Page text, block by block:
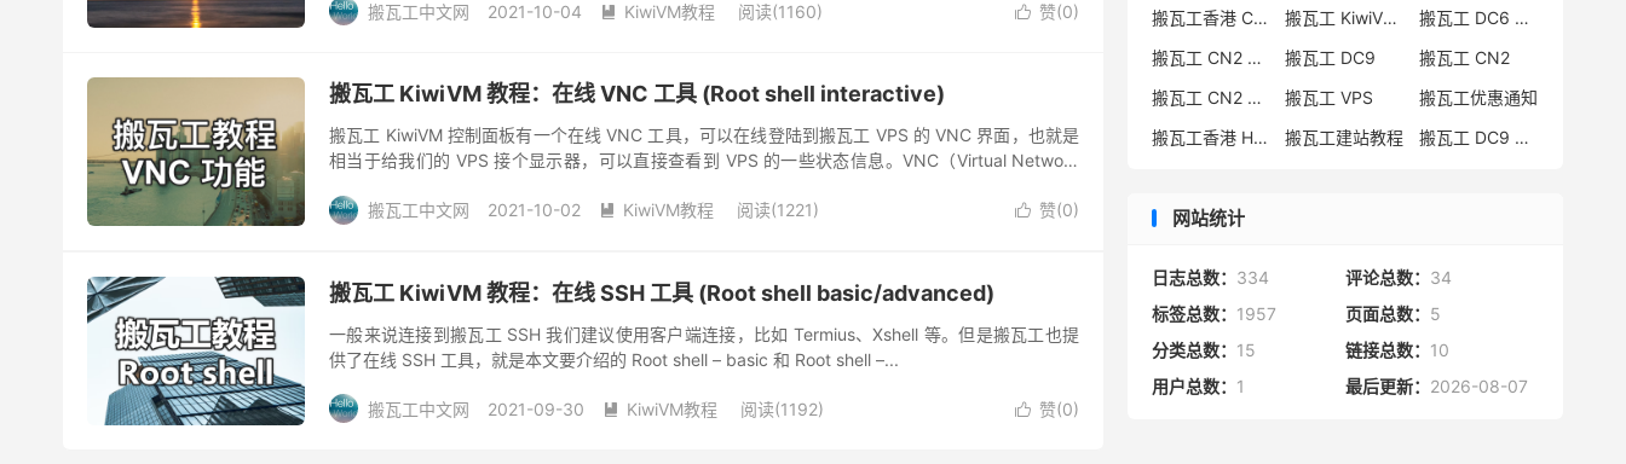
搬瓦工中文网
2021-10-04  KiwiVM教程 阅读(1160)  赞(0)
搬瓦工 KiwiVM 教程：在线 VNC 工具 (Root shell interactive)
搬瓦工 KiwiVM 控制面板有一个在线 VNC 工具，可以在线登陆到搬瓦工 VPS 的 VNC 界面，也就是
相当于给我们的 VPS 接个显示器，可以直接查看到 VPS 的一些状态信息。VNC（Virtual Network
搬瓦工中文网
2021-10-02  KiwiVM教程 阅读(1221)  赞(0)
搬瓦工 KiwiVM 教程：在线 SSH 工具 (Root shell basic/advanced)
一般来说连接到搬瓦工 SSH 我们建议使用客户端连接，比如 Termius、Xshell 等。但是搬瓦工也提
供了在线 SSH 工具，就是本文要介绍的 Root shell – basic 和 Root shell –...
搬瓦工中文网 2021-09-30  KiwiVM教程 阅读(1192)  赞(0)
搬瓦工香港 CN2 GIA
搬瓦工 KiwiVM 控制面板
搬瓦工 DC6 CN2 GIA-E
搬瓦工 CN2 GIA-E 限量版
搬瓦工 DC9
搬瓦工 CN2
搬瓦工 CN2 GIA 限量版
搬瓦工 VPS
搬瓦工优惠通知
搬瓦工香港 HK85
搬瓦工建站教程 搬瓦工 DC9 限量版
网站统计
日志总数： 334 评论总数： 34
标签总数： 1957 页面总数： 5
分类总数： 15 链接总数： 10
用户总数： 1 最后更新： 2026-08-07